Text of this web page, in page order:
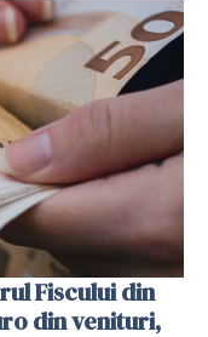
Fiscului din
din venituri,